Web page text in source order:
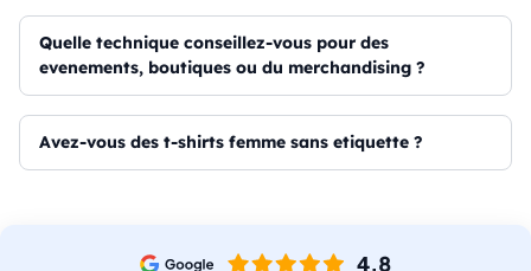
quelle technique conseillez-vous pour des
evenements, boutiques ou du merchandising ?
avez-vous des t-shirts femme sans etiquette ?